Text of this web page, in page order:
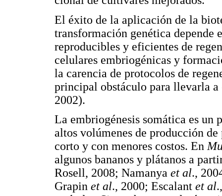
El éxito de la aplicación de la
transformación genética depende
reproducibles y eficientes de
celulares embriogénicas y
la carencia de protocolos de
principal obstáculo para llevarla
2002).
La embriogénesis somática es un
altos volúmenes de producción
corto y con menores costos. En
algunos bananos y plátanos a
Rosell, 2008; Namanya et al.,
Grapin et al., 2000; Escalant et al